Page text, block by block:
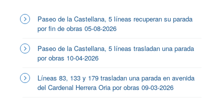
Paseo de la Castellana, 5 líneas recuperan su parada
por fin de obras 05-08-2026
Paseo de la Castellana, 5 líneas trasladan una parada
por obras 10-04-2026
Líneas 83, 133 y 179 trasladan una parada en avenida
del Cardenal Herrera Oria por obras 09-03-2026